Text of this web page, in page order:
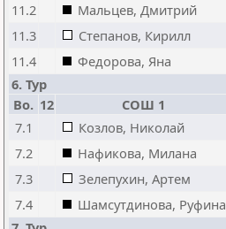
11.2
Мальцев, Дмитрий
11.3
Степанов, Кирилл
11.4
Федорова, Яна
6. Тур
Bo. 12 СОШ 1
7.1
Козлов, Николай
7.2
Нафикова, Милана
7.3
Зелепухин, Артем
7.4
Шамсутдинова, Руфина